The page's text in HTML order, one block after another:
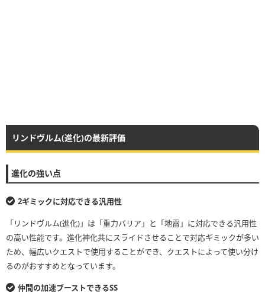
リンドヴルム(進化)の最新評価
進化の強い点
2ギミックに対応できる汎用性
「リンドヴルム(進化)」は「重力バリア」と「地雷」に対応できる汎用性
の高い性能です。進化神化共にスライドさせることで対応ギミックが多い
ため、幅広いクエストで使用することができ、クエストによって使い分け
るのがおすすめとなっています。
仲間の加速ブーストできるSS